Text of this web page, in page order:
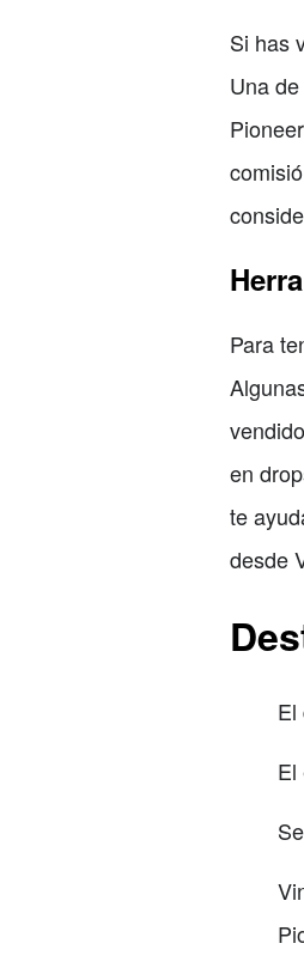
Si has
Una
Para
en
te
desde
El
El